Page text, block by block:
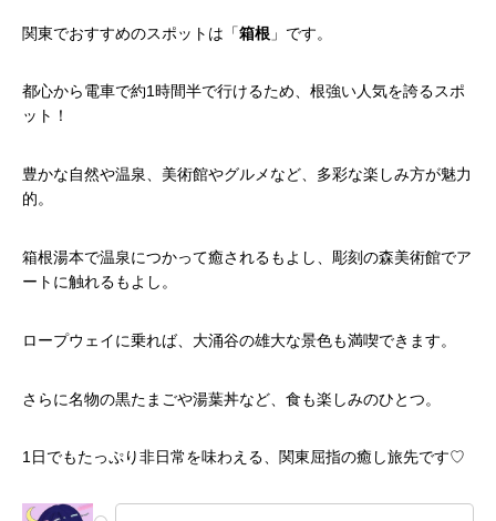
関東でおすすめのスポットは「箱根 」です。
都心から電車で約1時間半で行けるため、根強い人気を誇るスポ
ット！
豊かな自然や温泉、美術館やグルメなど、多彩な楽しみ方が魅力
的。
箱根湯本で温泉につかって癒されるもよし、彫刻の森美術館でア
ートに触れるもよし。
ロープウェイに乗れば、大涌谷の雄大な景色も満喫できます。
さらに名物の黒たまごや湯葉丼など、食も楽しみのひとつ。
1日でもたっぷり非日常を味わえる、関東屈指の癒し旅先です♡